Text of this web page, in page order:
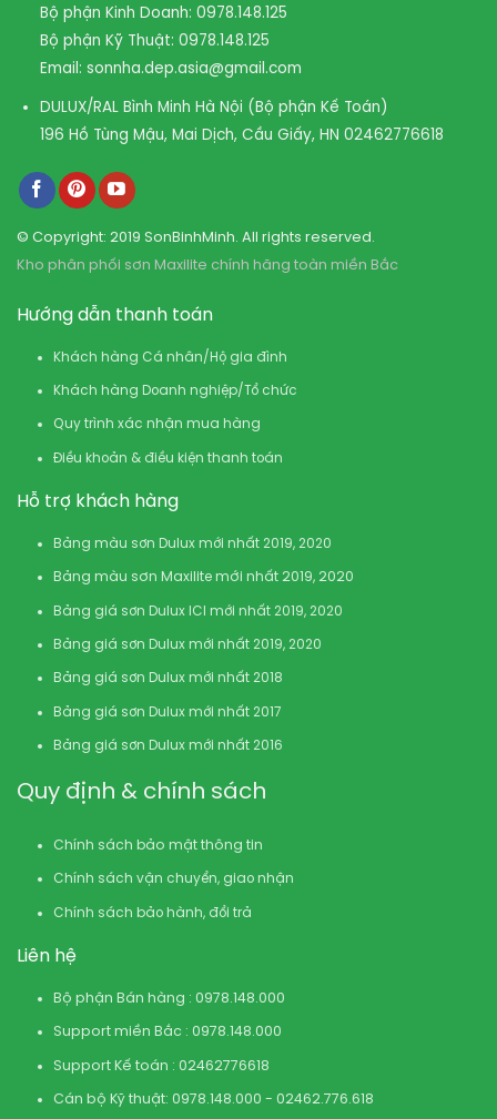
Bộ phận Kinh Doanh: 0978.148.125
Bộ phận Kỹ Thuật: 0978.148.125
Email: sonnha.dep.asia@gmail.com
DULUX/RAL Bình Minh Hà Nội (Bộ phận Kế Toán)
196 Hồ Tùng Mậu, Mai Dịch, Cầu Giấy, HN 02462776618
© Copyright: 2019 SonBinhMinh. All rights reserved.
Kho phân phối sơn Maxilite chính hãng toàn miền Bắc
Hướng dẫn thanh toán
Khách hàng Cá nhân/Hộ gia đình
Khách hàng Doanh nghiệp/Tổ chức
Quy trình xác nhận mua hàng
Điều khoản & điều kiện thanh toán
Hỗ trợ khách hàng
Bảng màu sơn Dulux mới nhất 2019, 2020
Bảng màu sơn Maxilite mới nhất 2019, 2020
Bảng giá sơn Dulux ICI mới nhất 2019, 2020
Bảng giá sơn Dulux mới nhất 2019, 2020
Bảng giá sơn Dulux mới nhất 2018
Bảng giá sơn Dulux mới nhất 2017
Bảng giá sơn Dulux mới nhất 2016
Quy định & chính sách
Chính sách bảo mật thông tin
Chính sách vận chuyển, giao nhận
Chính sách bảo hành, đổi trả
Liên hệ
Bộ phận Bán hàng : 0978.148.000
Support miền Bắc : 0978.148.000
Support Kế toán : 02462776618
Cán bộ Kỹ thuật: 0978.148.000 - 02462.776.618